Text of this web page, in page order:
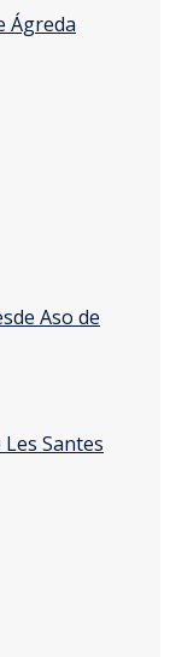
Ágreda
Aso de
Santes